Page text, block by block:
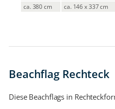
ca. 380 cm
ca. 146 x 337 cm
Beachflag Rechteck
Diese Beachflags in